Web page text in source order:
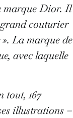
marque Dior. Il
couturier
».La marque de
avec laquelle
167
illustrations –